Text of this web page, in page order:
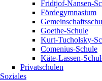
Fridtjof-Nansen-
Fördegymnasium
Goethe-Schule
Kurt-Tucholsky-
Comenius-Schule
Käte-Lassen-
Privatschulen
Soziales